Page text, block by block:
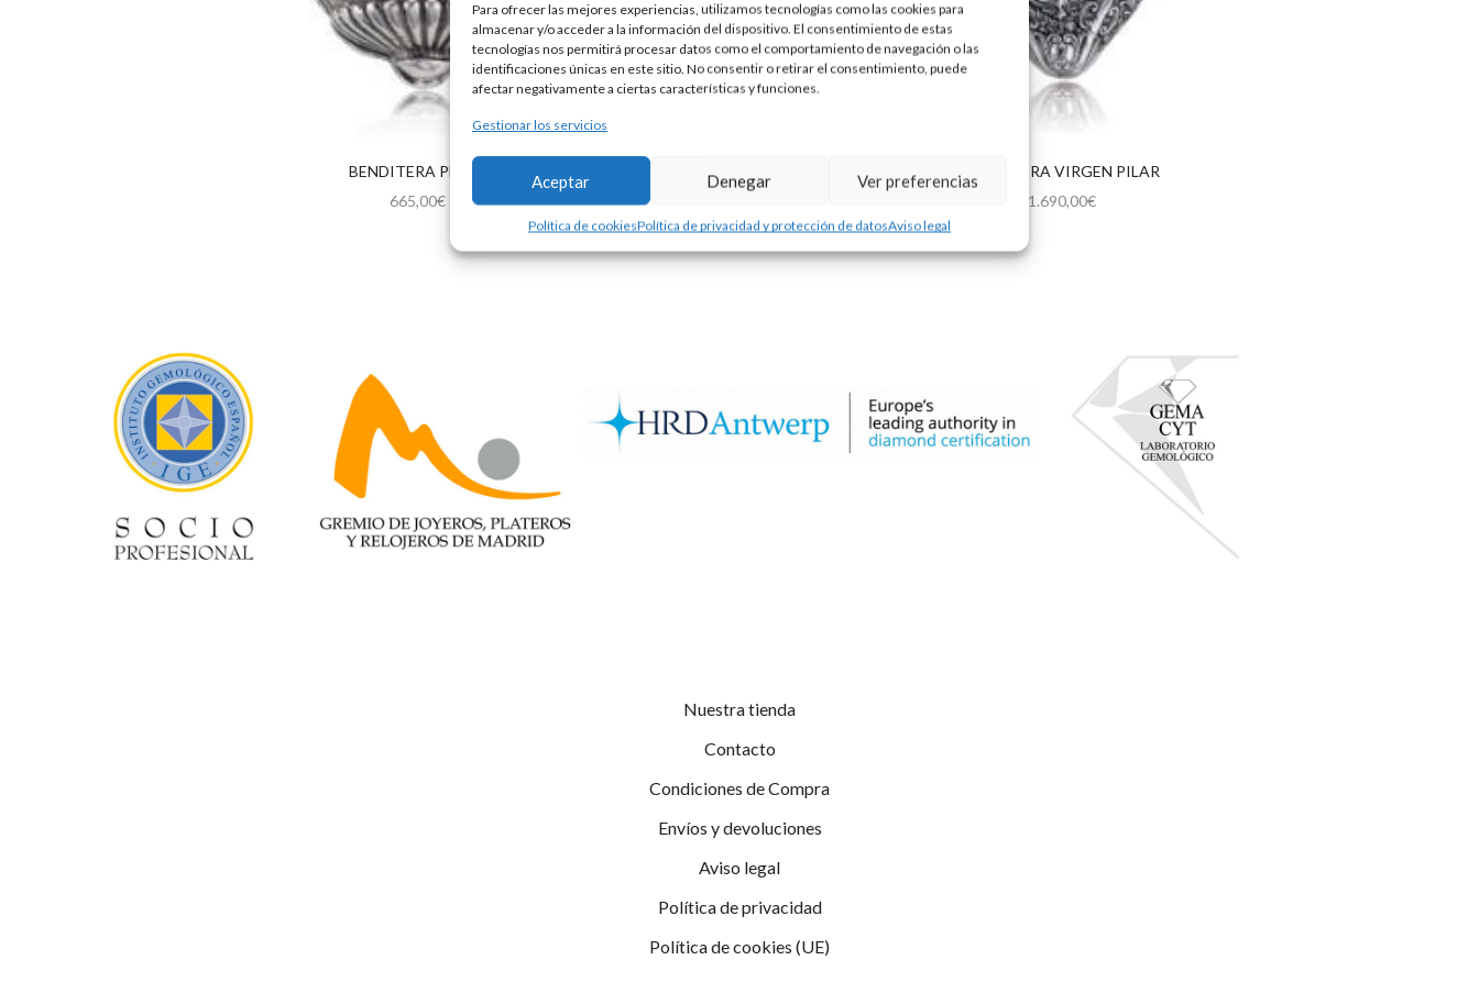
Para ofrecer las mejores experiencias, utilizamos tecnologías como las cookies para
almacenar y/o acceder a la información del dispositivo. El consentimiento de estas
tecnologías nos permitirá procesar datos como el comportamiento de navegación o las
identificaciones únicas en este sitio. No consentir o retirar el consentimiento, puede
afectar negativamente a ciertas características y funciones.
Gestionar los servicios
Aceptar Denegar Ver preferencias
Política de cookiesPolítica de privacidad y protección de datosAviso legal
BENDITERA PLATA
665,00€
BENDITERA VIRGEN PILAR
1.690,00€
Nuestra tienda
Contacto
Condiciones de Compra
Envíos y devoluciones
Aviso legal
Política de privacidad
Política de cookies (UE)